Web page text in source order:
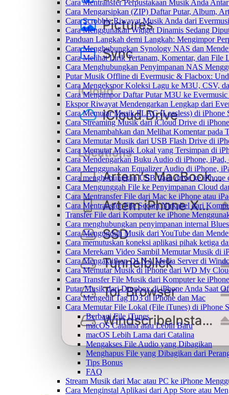
Cara Mentransfer Perpustakaan Musik Anda
Cara Mengarsipkan (ZIP) Daftar Putar, Album,
Cara Scrobble Riwayat Musik Anda dari
Cara Menggunakan Widget Dinamis Sedang
Panduan Langkah demi Langkah: Mengimpor
Cara Menghubungkan Synology NAS dan
Cara Melihat Lirik Tertanam, Komentar, dan
Cara Menghubungkan Penyimpanan NAS
Putar Musik Offline di Evermusic & Flacbox:
Cara Mengekspor Koleksi Lagu ke M3U, CSV,
Cara Mengimpor Daftar Putar M3U ke
Ekspor Riwayat Mendengarkan Lengkap dari
Cara Memutar Musik FLAC (Lossless) di iPhone
Cara Streaming Musik dari iCloud Drive di
Cara Menambahkan dan Melihat Komentar pada
Cara Memutar Musik dari USB Flash Drive di
Cara Memutar Musik Lokal yang Tersimpan di
Cara Mendengarkan Buku Audio di iPhone,
Cara Menggunakan Equalizer Audio di iPhone,
Cara menghubungkan USB flash drive ke
Cara Mengunggah File ke Penyimpanan Cloud
Cara Mentransfer File dari Mac ke iPhone atau
Cara Mentransfer File Secara Nirkabel dari
Transfer File dari Komputer ke iPhone
Cara menghubungkan penyimpanan internal
Cara Mengunduh Musik dari YouTube dan
Cara memutuskan koneksi aplikasi pihak ketiga
Cara Merekam Video Sambil Memutar Musik di
Cara Mengaktifkan DLNA Media Server di
Cara Memutar Musik di iPhone dari WD My
Cara Transfer File Musik dari Komputer ke
Putar Musik dari Dropbox di iPhone Anda Saat
Cara Mengedit Tag ID3 di iPhone dan Mac
Cara Memutar File Lokal (File iTunes) di iPhone
Berbagi File iTunes
macOS Catalina atau Lebih Baru
macOS Lebih Lama dari Catalina
Mengakses File Audio yang Dibagikan
Menghapus File yang Dibagikan dari
Tips Bonus
FAQ
Stream Musik dari Mac atau PC ke iPhone
Cara Menginstal Aplikasi dari App Store atau